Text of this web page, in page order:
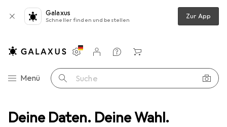
Deine Daten. Deine Wahl.
Galaxus
Schneller finden und bestellen Zur App
Navigation nach Kategorien
Menü Suche
Einstellungen
Kundenkonto
Vergleichslisten
Merklisten
Warenkorb
Teppich Snapstyle Teppich Hochflor Shaggy Cottage